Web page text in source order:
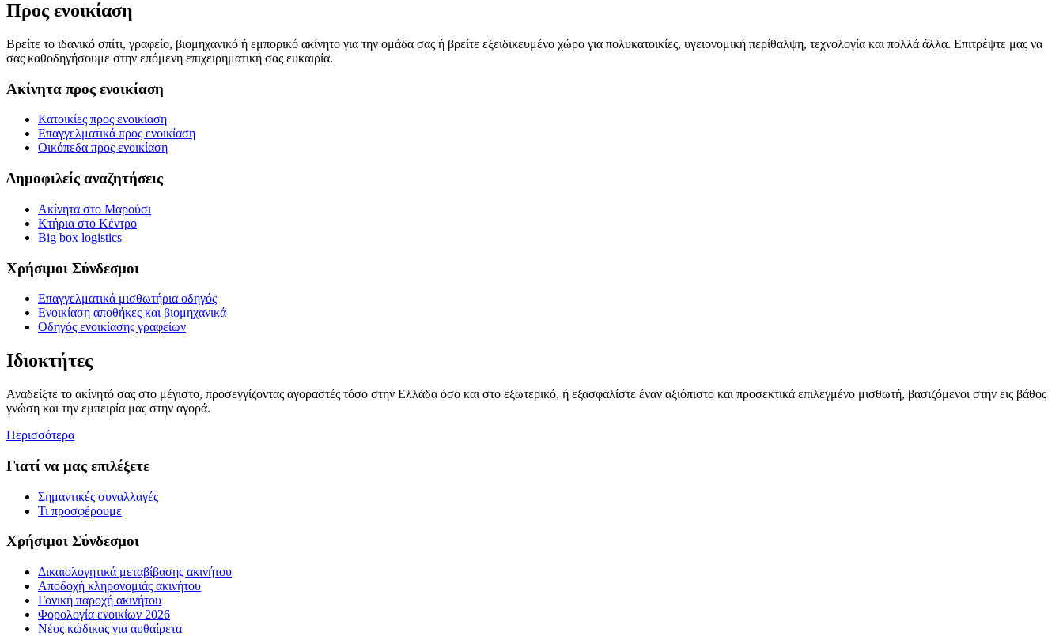
Προς ενοικίαση
Βρείτε το ιδανικό σπίτι, γραφείο, βιομηχανικό ή εμπορικό ακίνητο για την ομάδα σας ή βρείτε εξειδικευμένο χώρο για πολυκατοικίες, υγειονομική περίθαλψη, τεχνολογία και πολλά άλλα. Επιτρέψτε μας να
σας καθοδηγήσουμε στην επόμενη επιχειρηματική σας ευκαιρία.
Ακίνητα προς ενοικίαση
Κατοικίες προς ενοικίαση
Επαγγελματικά προς ενοικίαση
Οικόπεδα προς ενοικίαση
Δημοφιλείς αναζητήσεις
Ακίνητα στο Μαρούσι
Κτήρια στο Κέντρο
Big box logistics
Χρήσιμοι Σύνδεσμοι
Επαγγελματικά μισθωτήρια οδηγός
Ενοικίαση αποθήκες και βιομηχανικά
Οδηγός ενοικίασης γραφείων
Ιδιοκτήτες
Αναδείξτε το ακίνητό σας στο μέγιστο, προσεγγίζοντας αγοραστές τόσο στην Ελλάδα όσο και στο εξωτερικό, ή εξασφαλίστε έναν αξιόπιστο και προσεκτικά επιλεγμένο μισθωτή, βασιζόμενοι στην εις βάθος
γνώση και την εμπειρία μας στην αγορά.
Περισσότερα
Γιατί να μας επιλέξετε
Σημαντικές συναλλαγές
Τι προσφέρουμε
Χρήσιμοι Σύνδεσμοι
Δικαιολογητικά μεταβίβασης ακινήτου
Αποδοχή κληρονομιάς ακινήτου
Γονική παροχή ακινήτου
Φορολογία ενοικίων 2026
Νέος κώδικας για αυθαίρετα